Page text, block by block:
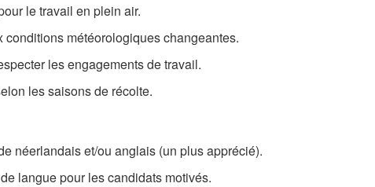
le travail en plein air.
conditions météorologiques changeantes.
les engagements de travail.
les saisons de récolte.
néerlandais et/ou anglais (un plus apprécié).
langue pour les candidats motivés.